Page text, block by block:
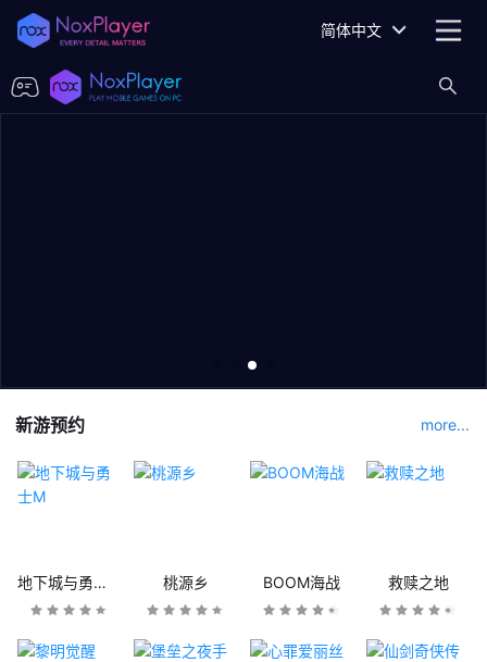
简体中文
新游预约 more...
地下城与勇士M 桃源乡 BOOM海战 救赎之地